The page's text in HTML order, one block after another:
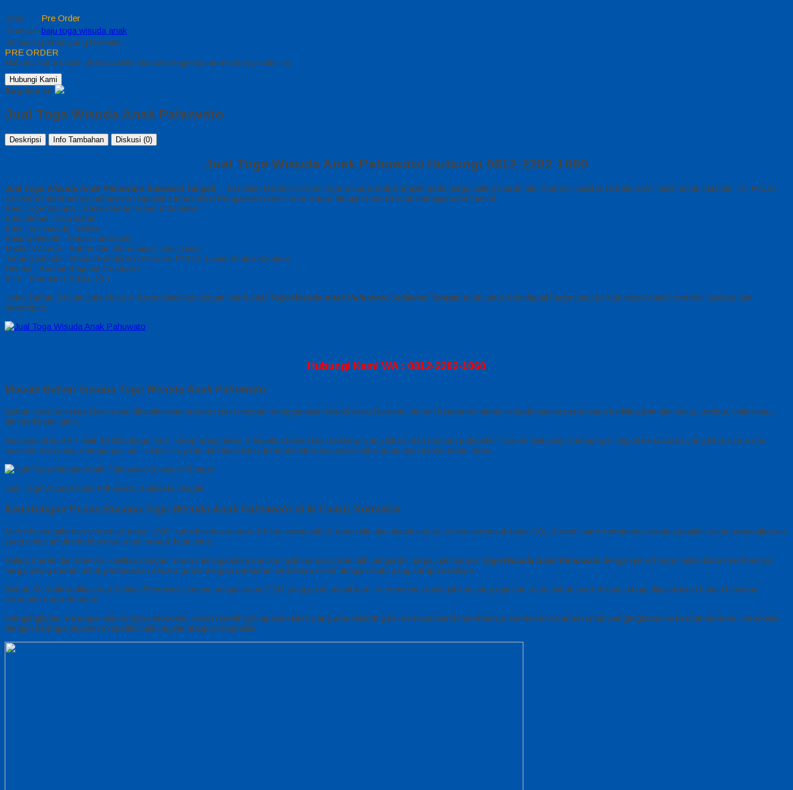
Stok
Pre Order
Kategori baju toga wisuda anak
Tentukan pilihan yang tersedia!
PRE ORDER
Hubungi kami untuk informasi lebih lanjut mengenai pemesanan produk ini.
Hubungi Kami
Bagikan ke
Jual Toga Wisuda Anak Pahuwato
Deskripsi Info Tambahan Diskusi (0)
Jual Toga Wisuda Anak Pahuwato Hubungi 0812-2282-1060
Jual Toga Wisuda Anak Pahuwato Sulawesi Tengah – Temukan Paket Promosi toga wisuda anak komplet pada harga paling murah dan memiliki kualitas terbaik, kami kasih untuk sekolah TK, PAUD ,
SD Kami memberinya penawaran Special semua level Pengajaran Anak Umur Dasar dengan Fitur Produk sebagaimana berikut :
Kain Toga Wisuda : Bahan Saten brand Indosaten
Kain Sleber : kain Saten
Kain Topi wisuda : Saten
Kalung Medali : Bahan Indosaten
Medali Wisuda : Bahan dari Alumunium, print, resin
Tabung wisuda : Bahan Fundamen Paralon PVC di Lapisi Bludru Kabulon
Desain : Sesuai Request Costumer
Size : Standart ( S,M,L,XL)
Untuk Bahan DI luar Saten bisa di Komunikasikan dengan kami Jual Toga Wisuda Anak Pahuwato Sulawesi Tengah anda untuk mendapati harga yang beradu tetapi masih memiliki kualitas dan
terkomplet.
Hubungi Kami WA : 0812-2282-1060
Macam Bahan busana Toga Wisuda Anak Pahuwato
Bahan Kain Satin ialah kain yang dicetak lewat proses tenun dengan menggunakan Model serat filament, ciri-ciri fundamen bahan ini pada bagian permukaan berkilau,licin dan halus,Lembut, tidak kusut
dan berkesan jatuh
Bestway atau BSY ialah Bi Shrinkage Yarn, kerap orang terus menyebut bahan kain bestway yang dibikin dari macam polyester fiilamen asli yang mempunyai tingkat ke susutan yang tidak sama dan
hasilkan Kain yang mempunyai ciri : rada licin, jatuh dan tidak kaku, lembut,tidak kusut,warna tidak puda atau bahan tahan lama,
Jual Toga Wisuda Anak Pahuwato Sulawesi Tengah
Keuntungan Pesan Busana Toga Wisuda Anak Pahuwato di Al Fairuz Konveksi
Memiliki pengalaman semenjak tahun 1999, kami bekerja secara off-line semenjak 21 tahun lalu dan layani secara online semenjak tahun 2011 berarti kami mempunyai tenaga penjahit yang berpenglaman
yang andal untuk memberinya mutu produk buat anda.
Paling murah dan Memiliki kualitas dengan makin meningkatnya service jahit secara online talh pengaruhi harga jual busana Toga Wisuda Anak Pahuwato dengan jenis harga, tetapi kami memberinya
harga paling murah untuk pemesanan secara grosir dengan peraturan sedikitnya order dengan mutu yang serupa hasilnya
Bahan Memiliki kualitas dan Jahitan Premium, dengan pengalaman SDM yang profesional kami memberinya mutu jahitan yang rapi dan mutu bahan bermrk yang kerap dipakai ialah bahan bestway
vernando dan indosaten.
Pengangkutan mencapai seluruhnya Indonesia, makin meriahnya layanan kirim yang ada sekarang ini membuat kami memberinya service extra aman untuk pengangkutan ke tempat anda Se-Indonesia
dengan berbaga layanan exspedisi baik reguler ataupun ekspedisi.